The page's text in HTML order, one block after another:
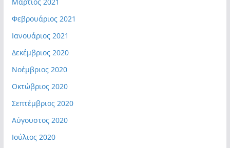
Φεβρουάριος 2021
Ιανουάριος 2021
Δεκέμβριος 2020
Νοέμβριος 2020
Οκτώβριος 2020
Σεπτέμβριος 2020
Αύγουστος 2020
Ιούλιος 2020